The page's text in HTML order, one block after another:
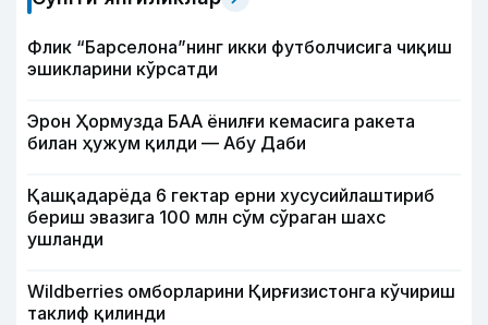
Флик “Барселона”нинг икки футболчисига чиқиш
эшикларини кўрсатди
Эрон Ҳормузда БАА ёнилғи кемасига ракета
билан ҳужум қилди — Абу Даби
Қашқадарёда 6 гектар ерни хусусийлаштириб
бериш эвазига 100 млн сўм сўраган шахс
ушланди
Wildberries омборларини Қирғизистонга кўчириш
таклиф қилинди